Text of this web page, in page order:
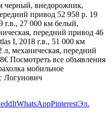
черный, внедорожник,
привод 52 958 р. 19
г.в., 27 000 км белый,
передний привод 46
I, 2018 г.в., 51 000 км
механическая, передний
Посмотреть все объявления
мобильное
Логунович
WhatsAppPinterestЭл.